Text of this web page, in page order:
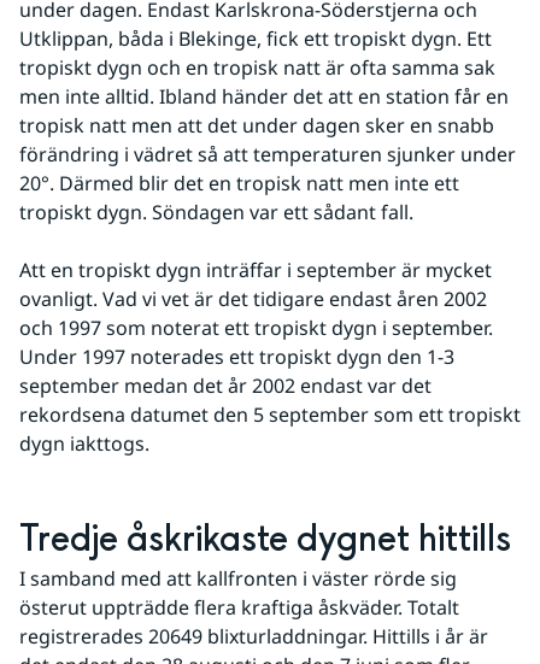
under dagen. Endast Karlskrona-Söderstjerna och
Utklippan, båda i Blekinge, fick ett tropiskt dygn. Ett
tropiskt dygn och en tropisk natt är ofta samma sak
men inte alltid. Ibland händer det att en station får en
tropisk natt men att det under dagen sker en snabb
förändring i vädret så att temperaturen sjunker under
20°. Därmed blir det en tropisk natt men inte ett
tropiskt dygn. Söndagen var ett sådant fall.
Att en tropiskt dygn inträffar i september är mycket
ovanligt. Vad vi vet är det tidigare endast åren 2002
och 1997 som noterat ett tropiskt dygn i september.
Under 1997 noterades ett tropiskt dygn den 1-3
september medan det år 2002 endast var det
rekordsena datumet den 5 september som ett tropiskt
dygn iakttogs.
Tredje åskrikaste dygnet hittills
I samband med att kallfronten i väster rörde sig
österut uppträdde flera kraftiga åskväder. Totalt
registrerades 20649 blixturladdningar. Hittills i år är